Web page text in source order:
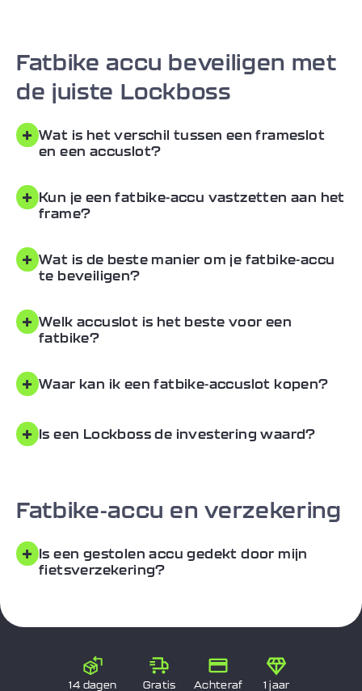
Fatbike accu beveiligen met
de juiste Lockboss
+ Wat is het verschil tussen een frameslot
en een accuslot?
+ Kun je een fatbike-accu vastzetten aan het
frame?
+ Wat is de beste manier om je fatbike-accu
te beveiligen?
+ Welk accuslot is het beste voor een
fatbike?
+ Waar kan ik een fatbike-accuslot kopen?
+ Is een Lockboss de investering waard?
Fatbike-accu en verzekering
+ Is een gestolen accu gedekt door mijn
fietsverzekering?
14 dagen
Gratis
Achteraf
1 jaar